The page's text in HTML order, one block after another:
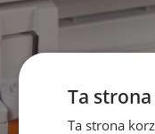
Ta
Ta strona